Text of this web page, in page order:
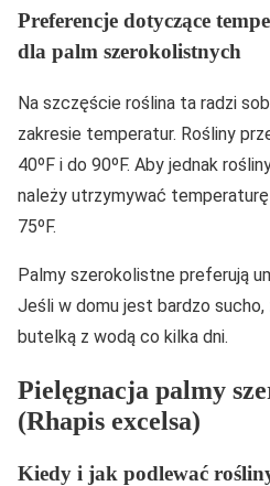
Preferencje dotyczące
dla palm szerokolistnych
Na szczęście roślina ta radzi
zakresie temperatur. Rośliny
40ºF i do 90ºF. Aby jednak
należy utrzymywać
75ºF.
Palmy szerokolistne preferują
Jeśli w domu jest bardzo
butelką z wodą co kilka dni.
Pielęgnacja palmy
(Rhapis excelsa)
Kiedy i jak podlewać